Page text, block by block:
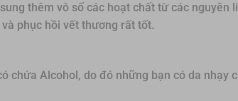
thêm vô số các hoạt chất từ các nguyên
phục hồi vết thương rất tốt.
chứa Alcohol, do đó những bạn có da nhạy